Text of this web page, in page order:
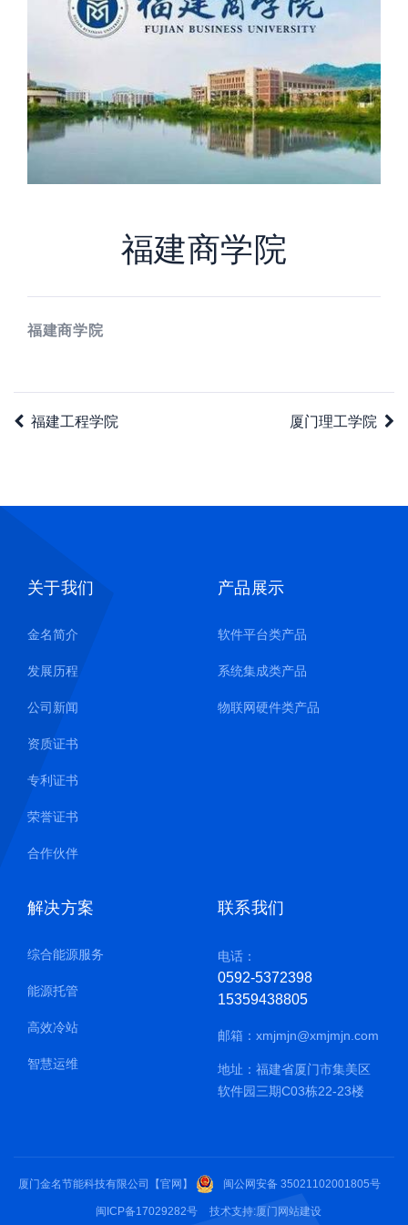
福建商学院
福建商学院
福建工程学院 厦门理工学院
关于我们
金名简介
发展历程
公司新闻
资质证书
专利证书
荣誉证书
合作伙伴
产品展示
软件平台类产品
系统集成类产品
物联网硬件类产品
解决方案
综合能源服务
能源托管
高效冷站
智慧运维
联系我们
电话：
0592-5372398
15359438805
邮箱： xmjmjn@xmjmjn.com
地址：福建省厦门市集美区
软件园三期C03栋22-23楼
厦门金名节能科技有限公司【官网】 闽公网安备 35021102001805号
闽ICP备17029282号 技术支持:厦门网站建设